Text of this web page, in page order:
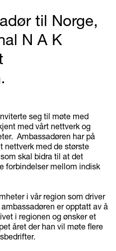
til Norge,
N A K
seg til møte med
med vårt nettverk og
Ambassadøren har på
nettverk med de største
skal bidra til at det
forbindelser mellom indisk
i vår region som driver
er opptatt av å
i regionen og ønsker et
året der han vil møte flere